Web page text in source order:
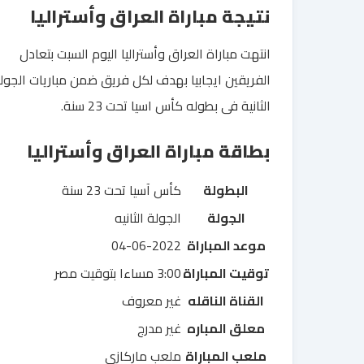
نتيجة مباراة العراق وأستراليا
انتهت مباراة العراق وأستراليا اليوم السبت بتعادل
الفريقين ايجابيا بهدف لكل فريق ضمن مباريات
الثانية فى بطوله كأس اسيا تحت 23 سنة.
بطاقة مباراة العراق وأستراليا
البطولة
كأس آسيا تحت 23 سنة
الجولة
الجولة الثانيه
موعد المباراة 04-06-2022
توقيت المباراة3:00 مساءا بتوقيت مصر
القناة الناقله غير معروف
معلق المباره غير مدرج
ملعب المباراة ملعب ماركازي